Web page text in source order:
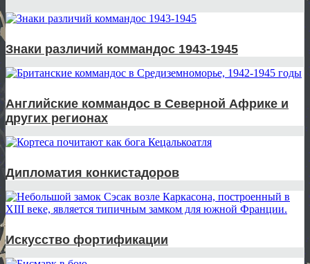
Знаки различий коммандос 1943-1945
Английские коммандос в Северной Африке и
других регионах
Дипломатия конкистадоров
Искусство фортификации